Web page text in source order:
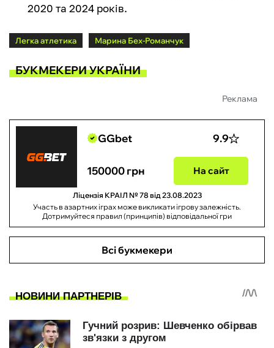
2020 та 2024 років.
Легка атлетика Марина Бех-Романчук
БУКМЕКЕРИ УКРАЇНИ
Реклама
GGbet 9.9
150000 грн На сайт
Ліцензія КРАІЛ № 78 від 23.08.2023
Участь в азартних іграх може викликати ігрову залежність.
Дотримуйтеся правил (принципів) відповідальної гри
Всі букмекери